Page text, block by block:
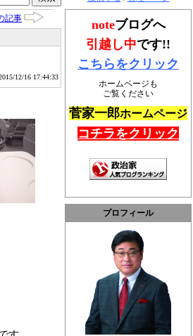
noteブログへ
引越し中です!!
こちらをクリック
ホームページも
ご覧ください
菅家一郎ホームページ
コチラをクリック
プロフィール
記事
12/16 17:44:33